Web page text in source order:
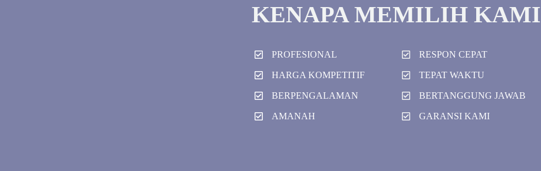
KENAPA MEMILIH KAMI
PROFESIONAL
HARGA KOMPETITIF
BERPENGALAMAN
AMANAH
RESPON CEPAT
TEPAT WAKTU
BERTANGGUNG JAWAB
GARANSI KAMI